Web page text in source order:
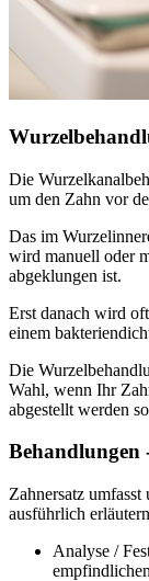
Die
um den Zahn vor
Das im
wird manuell oder
abgeklungen ist.
Erst danach wird
einem
Die
Wahl, wenn Ihr
abgestellt werden
Behandlungen
Zahnersatz
ausführlich
Analyse /